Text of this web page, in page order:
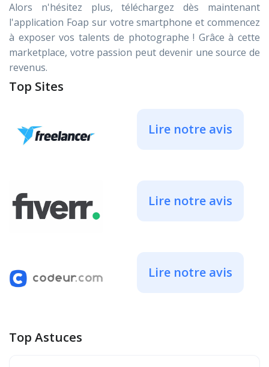
Alors n'hésitez plus, téléchargez dès maintenant
l'application Foap sur votre smartphone et commencez
à exposer vos talents de photographe ! Grâce à cette
marketplace, votre passion peut devenir une source de
revenus.
Top Sites
Lire notre avis
Lire notre avis
Lire notre avis
Top Astuces